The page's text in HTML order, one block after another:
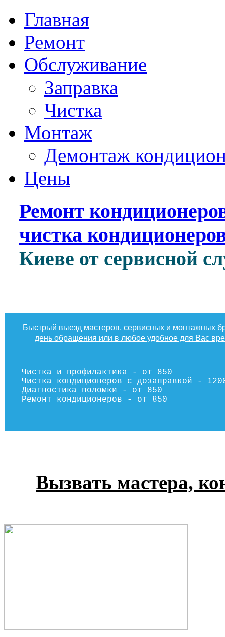
Главная
Ремонт
Обслуживание
Заправка
Чистка
Монтаж
Демонтаж
Цены
Ремонт
чистка
Киеве от сервисной
Быстрый выезд мастеров, сервисных и монтажных
день обращения или в любое удобное для Вас
Чистка и профилактика - от 850
Чистка кондиционеров с дозаправкой -
Диагностика поломки - от 850
Ремонт кондиционеров - от 850
Вызвать мастера,